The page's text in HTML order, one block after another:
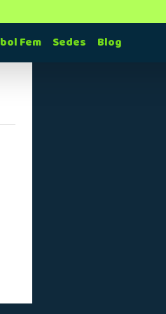
Fem Sedes Blog